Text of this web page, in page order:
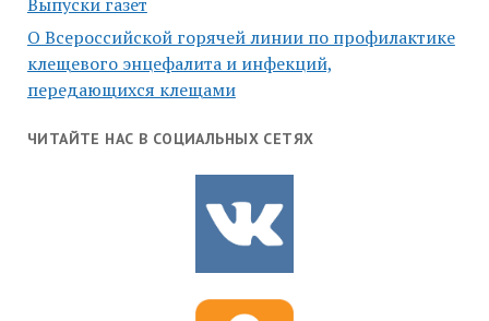
Выпуски газет
О Всероссийской горячей линии по профилактике
клещевого энцефалита и инфекций,
передающихся клещами
ЧИТАЙТЕ НАС В СОЦИАЛЬНЫХ СЕТЯХ